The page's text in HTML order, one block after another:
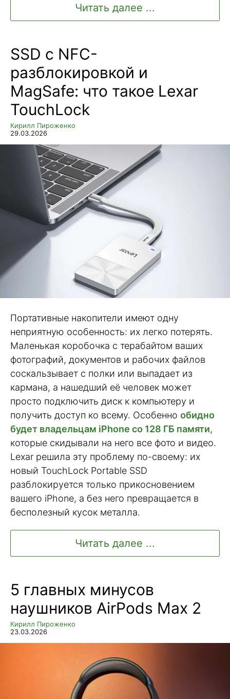
Читать далее ...
SSD с NFC-
разблокировкой и
MagSafe: что такое Lexar
TouchLock
Кирилл Пироженко
29.03.2026
Портативные накопители имеют одну
неприятную особенность: их легко потерять.
Маленькая коробочка с терабайтом ваших
фотографий, документов и рабочих файлов
соскальзывает с полки или выпадает из
кармана, а нашедший её человек может
просто подключить диск к компьютеру и
получить доступ ко всему. Особенно обидно
будет владельцам iPhone со 128 ГБ памяти,
которые скидывали на него все фото и видео.
Lexar решила эту проблему по-своему: их
новый TouchLock Portable SSD
разблокируется только прикосновением
вашего iPhone, а без него превращается в
бесполезный кусок металла.
Читать далее ...
5 главных минусов
наушников AirPods Max 2
Кирилл Пироженко
23.03.2026